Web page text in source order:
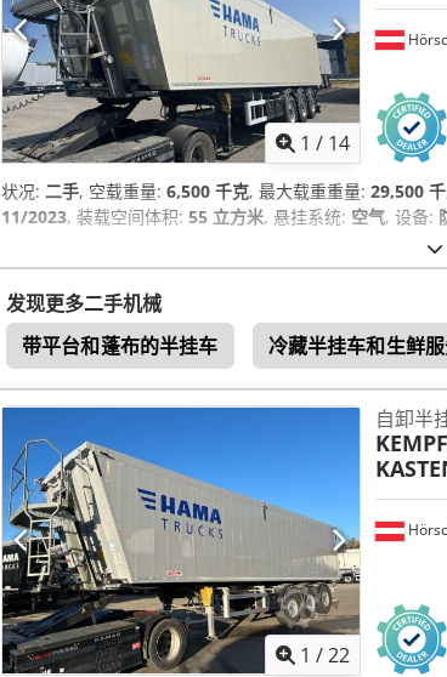
1 / 14
状况: 二手, 空载重量: 6,500 千克, 最大载重重量: 29,500
11/2023, 装载空间体积: 55 立方米, 悬挂系统: 空气, 设备:
发现更多二手机械
带平台和蓬布的半挂车
冷藏半挂车和生鲜
1 /22
自卸半
KEMPF